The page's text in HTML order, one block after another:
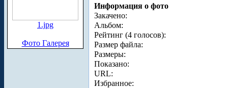
1.jpg
Фото Галерея
Информация о фото
Закачено:
Альбом:
Рейтинг (4 голосов):
Размер файла:
Размеры:
Показано:
URL:
Избранное: